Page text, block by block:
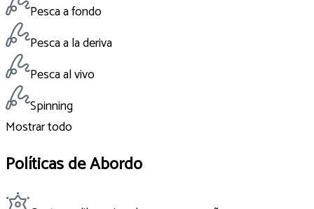
Pesca a fondo
Pesca a la deriva
Pesca al vivo
Spinning
Mostrar todo
Políticas de Abordo